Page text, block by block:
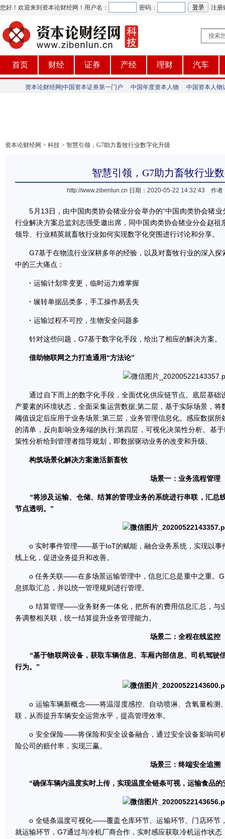
您好！欢迎来到资本论财经网！ 用户名： 密码： 注册
首页 财经 证券 产经 理财 汽车
资本论财经网|中国资本证券第一门户 中国年度资本人物 中国资本人物
资本论财经网 > 科技 > 智慧引领，G7助力畜牧行业数字化升级
智慧引领，G7助力畜牧行业
http://www.zibenlun.cn 日期：2020-05-22 14:32:43 作
5月13日，由中国肉类协会猪业分会举办的“中国肉类协会猪业
行业解决方案总监刘志强受邀出席，同中国肉类协会猪业分会赵祖
领导、行业精英就畜牧行业如何实现数字化突围进行讨论和分享。
G7基于在物流行业深耕多年的经验，以及对畜牧行业的深入探
中的三大痛点：
· 运输计划常变更，临时运力难掌握
· 辗转单据品类多，手工操作易丢失
· 运输过程不可控，生物安全问题多
针对这些问题，G7基于数字化手段，给出了相应的解决方案。
借助物联网之力打造通用“方法论”
通过自下而上的数字化手段，全面优化供应链节点。底层基础
产要素的环境状态，全面采集运营数据;第二层，基于实际场景，
阈值设定后应用于业务场景;第三层，业务管理信息化。感应数据
的清单，反向影响业务端的执行;第四层，可视化决策性分析。基
策性分析给到管理者指导规划，即数据驱动业务的改变和升级。
构筑场景化解决方案激活新畜牧
场景一：业务流程管理
“将涉及运输、仓储、结算的管理业务的系统进行串联，汇总
节点透明。”
o 实时事件管理——基于IoT的赋能，融合业务系统，实现以事
线上化，促进业务提升和改善。
o 任务关联——在多场景运输管理中，信息汇总是重中之重。
息抓取汇总，并以统一管理规则进行管理。
o 结算管理——业务财务一体化，把所有的费用信息汇总，与
务调整相关联，统一结算提升业务管理能力。
场景二：全程在线监控
“基于物联网设备，获取车辆信息、车厢内部信息、司机驾驶
行为。”
o 运输车辆新概念——将温湿度感控、自动喷淋、含氧量检测
联，从而提升车辆安全运营水平，提高管理效率。
o 安全保险——将保险和安全设备融合，通过安全设备影响司
险公司的赔付率，实现三赢。
场景三：终端安全追溯
“确保车辆内温度实时上传，实现温度全链条可视，运输食品的
o 全链条温度可视化——覆盖仓库环节、运输环节、门店环节
就运输环节，G7通过与冷机厂商合作，实时感应获取冷机运作状